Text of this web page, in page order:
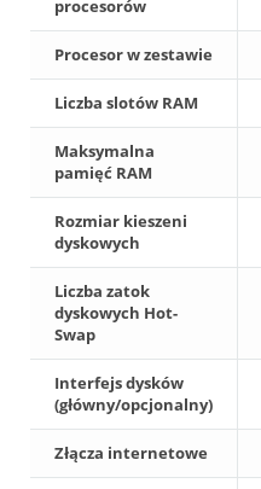
procesorów
Procesor w zestawie
Liczba slotów RAM
Maksymalna
pamięć RAM
Rozmiar kieszeni
dyskowych
Liczba zatok
dyskowych Hot-
Swap
Interfejs dysków
(główny/opcjonalny)
Złącza internetowe